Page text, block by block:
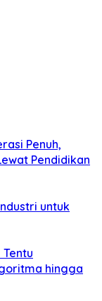
Penuh,
Pendidikan
untuk
hingga